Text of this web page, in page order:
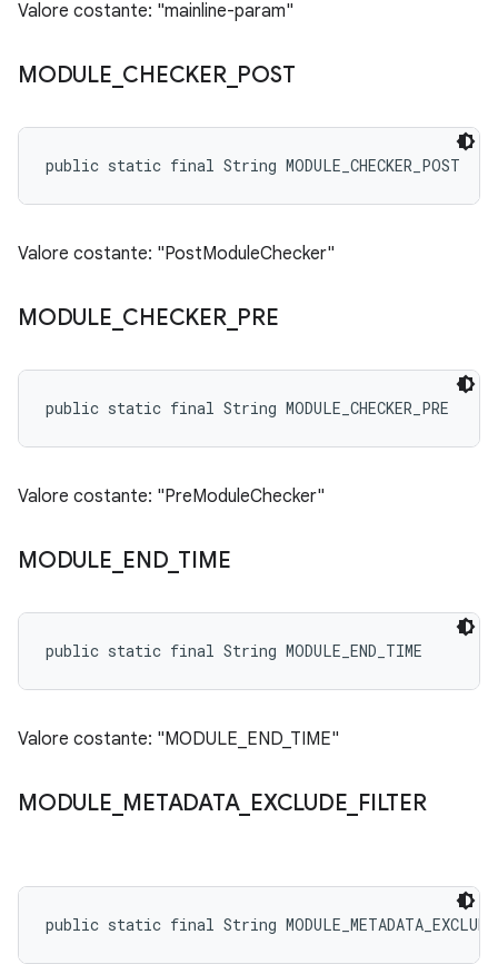
Valore costante: "mainline-param"
MODULE CHECKER_ POST
public static final String MODULE_CHECKER_POST
Valore costante: "PostModuleChecker"
MODULE CHECKER_ PRE
public static final String MODULE_CHECKER_PRE
Valore costante: "PreModuleChecker"
MODULE END_ TIME
public static final String MODULE_END_TIME
Valore costante: "MODULE_END_TIME"
MODULE METADATA_ EXCLUDE FILTER
public static final String